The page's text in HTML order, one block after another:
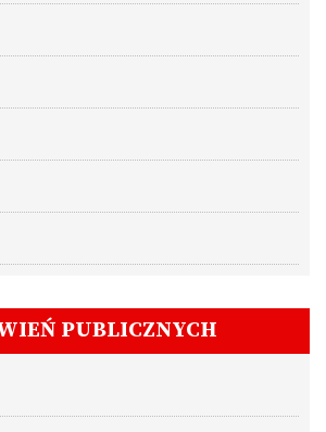
PUBLICZNYCH